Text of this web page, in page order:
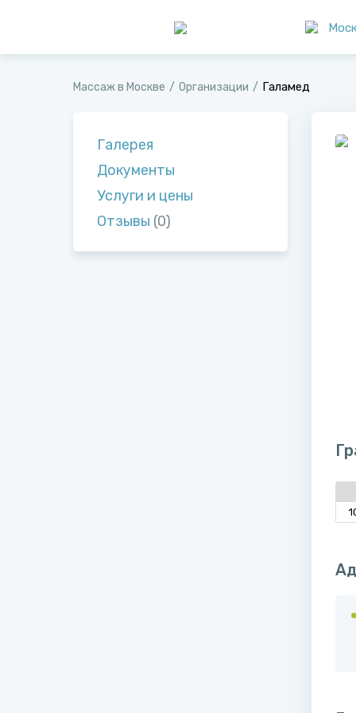
Массаж в Москве Организации Галамед
Галерея
Документы
Услуги и цены
Отзывы (0)